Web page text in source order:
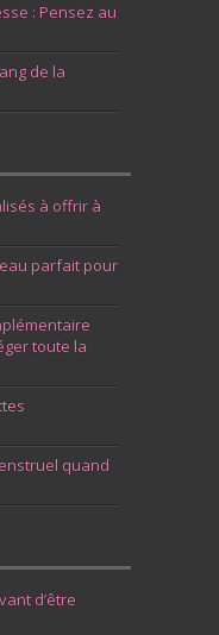
: Pensez au
de la
à offrir à
parfait pour
toute la
quand
d’être